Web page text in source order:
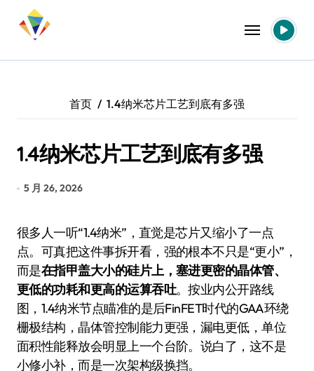
首页 1.4纳米芯片工艺到底有多强
1.4纳米芯片工艺到底有多强
5 月 26, 2026
很多人一听“1.4纳米”，直觉是芯片又缩小了一点
点。可真把这件事拆开看，强的根本不只是“更小”，
而是在指甲盖大小的硅片上，塞进更密的晶体管、
更低的功耗和更高的运算吞吐。按业内公开路线
图，1.4纳米节点瞄准的是后FinFET时代的GAA环绕
栅极结构，晶体管控制能力更强，漏电更低，单位
面积性能释放会明显上一个台阶。说白了，这不是
小修小补，而是一次架构级换挡。